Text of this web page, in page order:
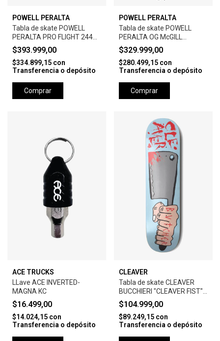
POWELL PERALTA
Tabla de skate POWELL
PERALTA PRO FLIGHT 244
8.5 K26 MIKE VALLELY
LIGHTNING BOLT GOLD
$393.999,00
$334.899,15 con
Transferencia o depósito
Comprar
POWELL PERALTA
Tabla de skate POWELL
PERALTA OG McGILL
SKL/SNK ‘17' 10.0 160 SP3
RAS FADE
$329.999,00
$280.499,15 con
Transferencia o depósito
Comprar
ACE TRUCKS
LLave ACE INVERTED-
MAGNA KC
$16.499,00
$14.024,15 con
Transferencia o depósito
CLEAVER
Tabla de skate CLEAVER
BUCCHIERI "CLEAVER FIST" -
SQ2 CELESTE
$104.999,00
$89.249,15 con
Transferencia o depósito